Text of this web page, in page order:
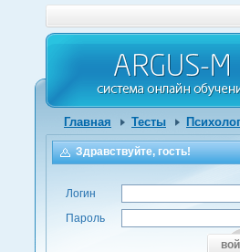
Главная Тесты
Здравствуйте, гость!
Логин
Пароль